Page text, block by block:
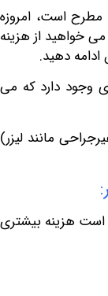
امروزه
از هزینه
دارد که می
لیزر)
بیشتری